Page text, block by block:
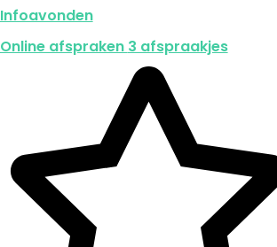
Infoavonden
Online afspraken 3 afspraakjes